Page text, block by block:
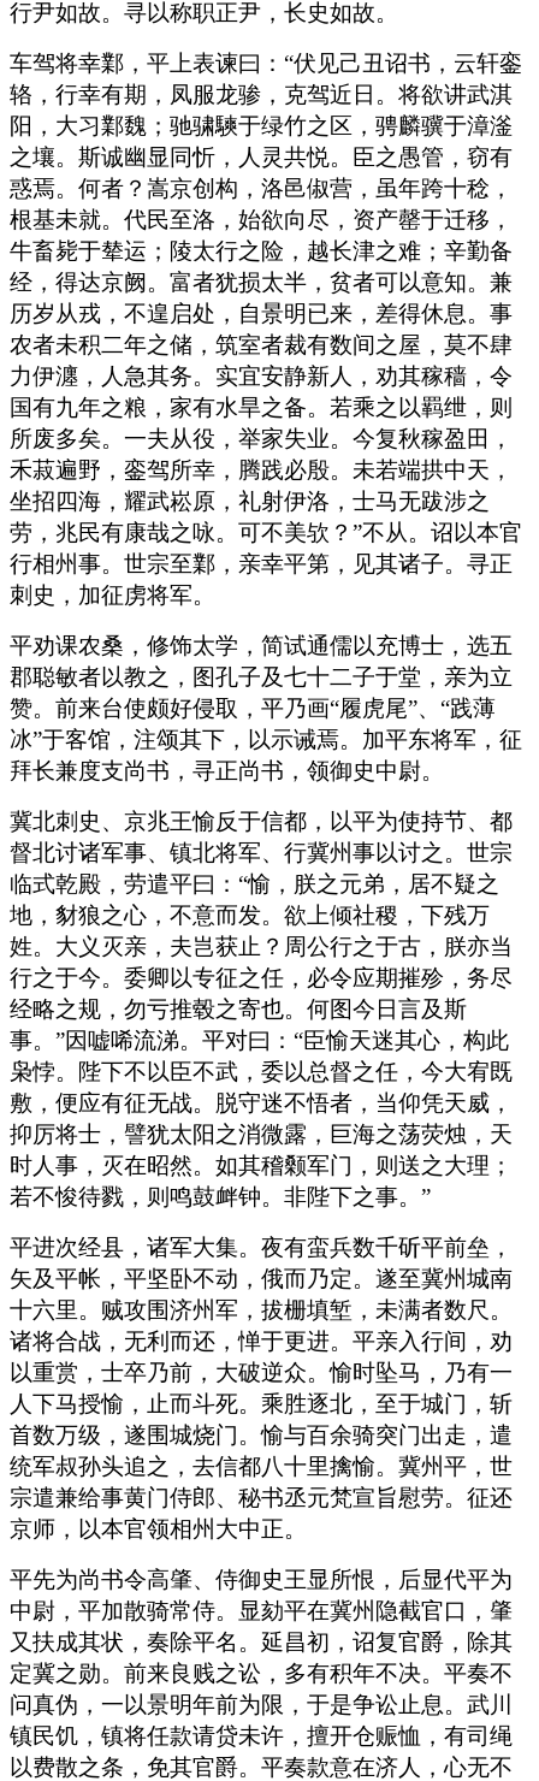
行尹如故。寻以称职正尹，长史如故。
车驾将幸鄴，平上表谏曰：“伏见己丑诏书，云轩銮
辂，行幸有期，凤服龙骖，克驾近日。将欲讲武淇
阳，大习鄴魏；驰骕騻于绿竹之区，骋麟骥于漳滏
之壤。斯诚幽显同忻，人灵共悦。臣之愚管，窃有
惑焉。何者？嵩京创构，洛邑俶营，虽年跨十稔，
根基未就。代民至洛，始欲向尽，资产罄于迁移，
牛畜毙于辇运；陵太行之险，越长津之难；辛勤备
经，得达京阙。富者犹损太半，贫者可以意知。兼
历岁从戎，不遑启处，自景明已来，差得休息。事
农者未积二年之储，筑室者裁有数间之屋，莫不肆
力伊瀍，人急其务。实宜安静新人，劝其稼穑，令
国有九年之粮，家有水旱之备。若乘之以羁绁，则
所废多矣。一夫从役，举家失业。今复秋稼盈田，
禾菽遍野，銮驾所幸，腾践必殷。未若端拱中天，
坐招四海，耀武崧原，礼射伊洛，士马无跋涉之
劳，兆民有康哉之咏。可不美欤？”不从。诏以本官
行相州事。世宗至鄴，亲幸平第，见其诸子。寻正
刺史，加征虏将军。
平劝课农桑，修饰太学，简试通儒以充博士，选五
郡聪敏者以教之，图孔子及七十二子于堂，亲为立
赞。前来台使颇好侵取，平乃画“履虎尾”、“践薄
冰”于客馆，注颂其下，以示诫焉。加平东将军，征
拜长兼度支尚书，寻正尚书，领御史中尉。
冀北刺史、京兆王愉反于信都，以平为使持节、都
督北讨诸军事、镇北将军、行冀州事以讨之。世宗
临式乾殿，劳遣平曰：“愉，朕之元弟，居不疑之
地，豺狼之心，不意而发。欲上倾社稷，下残万
姓。大义灭亲，夫岂获止？周公行之于古，朕亦当
行之于今。委卿以专征之任，必令应期摧殄，务尽
经略之规，勿亏推毂之寄也。何图今日言及斯
事。”因嘘唏流涕。平对曰：“臣愉天迷其心，构此
枭悖。陛下不以臣不武，委以总督之任，今大宥既
敷，便应有征无战。脱守迷不悟者，当仰凭天威，
抑厉将士，譬犹太阳之消微露，巨海之荡荧烛，天
时人事，灭在昭然。如其稽颡军门，则送之大理；
若不悛待戮，则鸣鼓衅钟。非陛下之事。”
平进次经县，诸军大集。夜有蛮兵数千斫平前垒，
矢及平帐，平坚卧不动，俄而乃定。遂至冀州城南
十六里。贼攻围济州军，拔栅填堑，未满者数尺。
诸将合战，无利而还，惮于更进。平亲入行间，劝
以重赏，士卒乃前，大破逆众。愉时坠马，乃有一
人下马授愉，止而斗死。乘胜逐北，至于城门，斩
首数万级，遂围城烧门。愉与百余骑突门出走，遣
统军叔孙头追之，去信都八十里擒愉。冀州平，世
宗遣兼给事黄门侍郎、秘书丞元梵宣旨慰劳。征还
京师，以本官领相州大中正。
平先为尚书令高肇、侍御史王显所恨，后显代平为
中尉，平加散骑常侍。显劾平在冀州隐截官口，肇
又扶成其状，奏除平名。延昌初，诏复官爵，除其
定冀之勋。前来良贱之讼，多有积年不决。平奏不
问真伪，一以景明年前为限，于是争讼止息。武川
镇民饥，镇将任款请贷未许，擅开仓赈恤，有司绳
以费散之条，免其官爵。平奏款意在济人，心无不